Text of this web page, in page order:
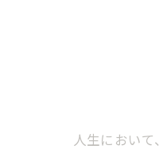
人生において